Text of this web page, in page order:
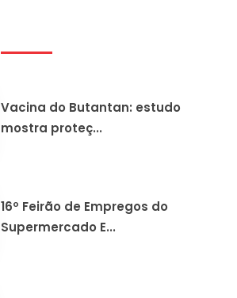
Vacina do Butantan: estudo
mostra proteç...
16º Feirão de Empregos do
Supermercado E...